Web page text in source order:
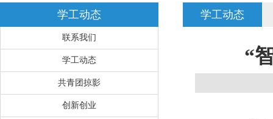
学工动态
联系我们
学工动态
共青团掠影
创新创业
学工动态
“